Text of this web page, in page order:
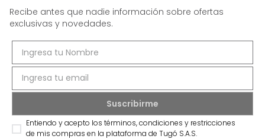
Recibe antes que nadie información sobre ofertas
exclusivas y novedades.
Entiendo y acepto los términos, condiciones y restricciones
de mis compras en la plataforma de Tugó S.A.S.